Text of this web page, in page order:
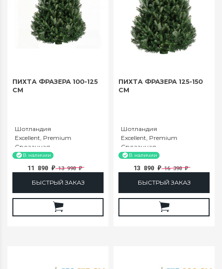
ПИХТА ФРАЗЕРА 100-125
СМ
Шотландия
Excellent, Premium
Срезанная
100-125
В наличии
11 890 ₽ 13 990₽
БЫСТРЫЙ ЗАКАЗ
ПИХТА ФРАЗЕРА 125-150
СМ
Шотландия
Excellent, Premium
Срезанная
125-150
В наличии
13 890 ₽ 16 390₽
БЫСТРЫЙ ЗАКАЗ